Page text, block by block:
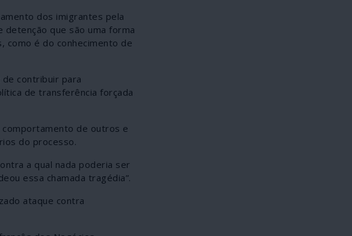
dos imigrantes pela
que são uma forma
como é do conhecimento de
contribuir para
de transferência forçada
comportamento de outros e
do processo.
a qual nada poderia ser
essa chamada tragédia”.
ataque contra